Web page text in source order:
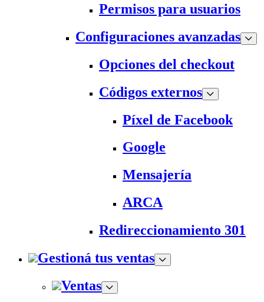
Permisos para usuarios
Configuraciones avanzadas
Opciones del checkout
Códigos externos
Píxel de Facebook
Google
Mensajería
ARCA
Redireccionamiento 301
Gestioná tus ventas
Ventas